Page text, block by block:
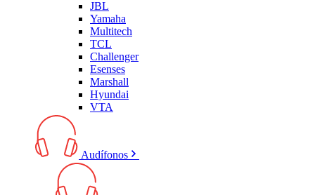
JBL
Yamaha
Multitech
TCL
Challenger
Esenses
Marshall
Hyundai
VTA
Audífonos